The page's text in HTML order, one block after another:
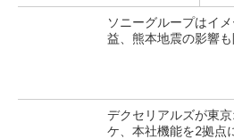
ソニーグループはイ
益、熊本地震の影響
デクセリアルズが東
ケ、本社機能を2拠点